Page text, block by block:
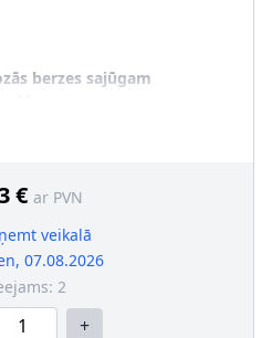
berzes sajūgam
€ ar PVN
veikalā
07.08.2026
2
+